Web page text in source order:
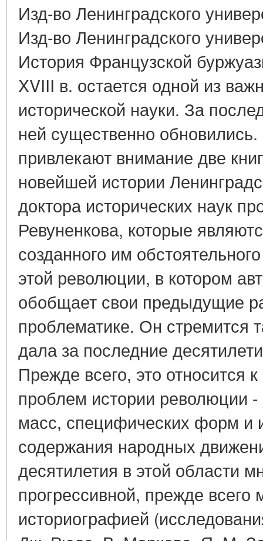
Изд-во Ленинградского
Изд-во Ленинградского
История Французской
XVIII в. остается одной из
исторической науки. За
ней существенно обновились.
привлекают внимание две
новейшей истории
доктора исторических наук
Ревуненкова, которые
созданного им
этой революции, в котором
обобщает свои предыдущие
проблематике. Он стремится
дала за последние
Прежде всего, это относится
проблем истории революции
масс, специфических форм и
содержания народных
десятилетия в этой области
прогрессивной, прежде всего
историографией